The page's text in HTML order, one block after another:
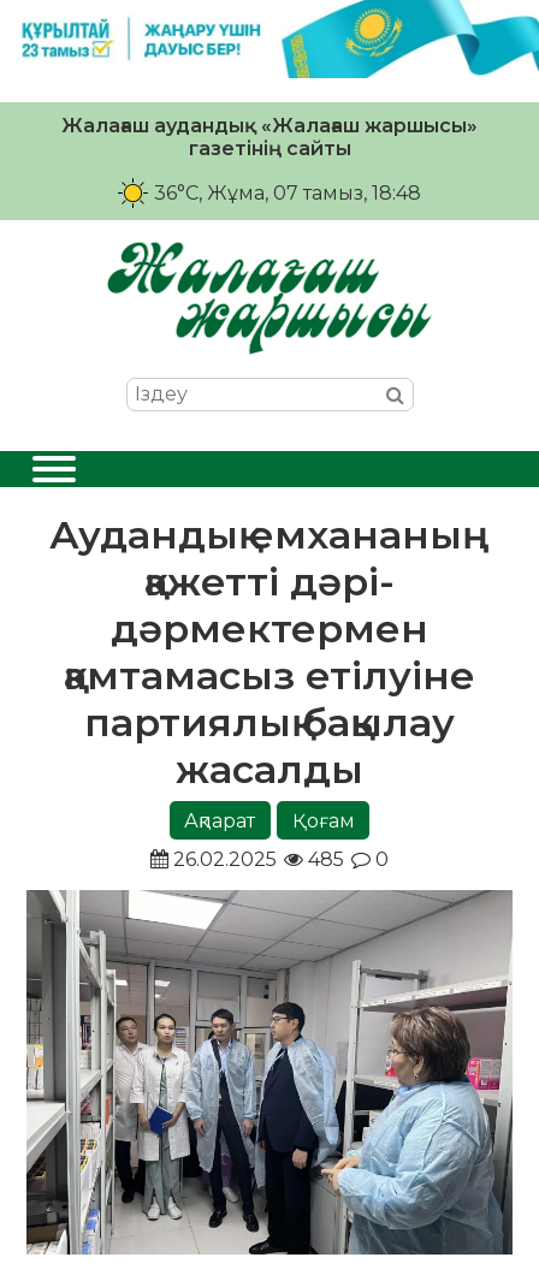
Жалағаш аудандық «Жалағаш жаршысы»
газетінің сайты
36°C, Жұма, 07 тамыз, 18:48
Аудандық емхананың
қажетті дәрі-
дәрмектермен
қамтамасыз етілуіне
партиялық бақылау
жасалды
Ақпарат
Қоғам
26.02.2025
485 0